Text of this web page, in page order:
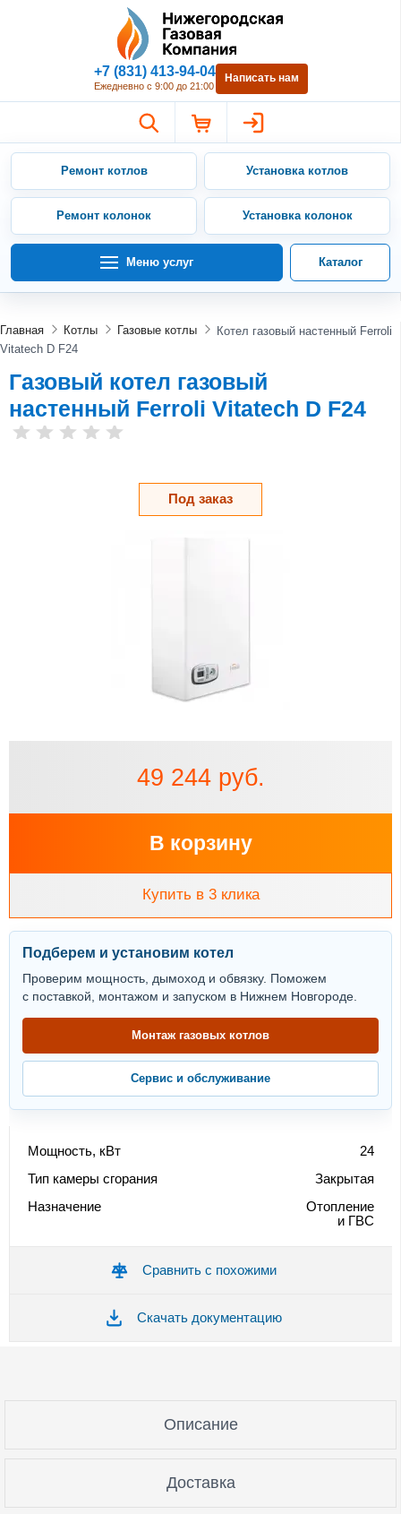
Нижегородская Газовая
+7 (831) 413-94-04
Ежедневно с 9:00 до 21:00
Написать нам
Ремонт котлов Установка котлов
Ремонт колонок Установка колонок
Меню услуг Каталог
Главная Котлы Газовые котлы
Котел газовый настенный Ferroli
Vitatech D F24
Газовый котел газовый
настенный Ferroli Vitatech D F24
Под заказ
49 244 руб.
В корзину
Купить в 3 клика
Подберем и установим котел
Проверим мощность, дымоход и обвязку. Поможем
с поставкой, монтажом и запуском в Нижнем Новгороде.
Монтаж газовых котлов
Сервис и обслуживание
Мощность, кВт
24
Тип камеры сгорания
Закрытая
Назначение
Отопление
и ГВС
Сравнить с похожими
Скачать документацию
Описание
Доставка